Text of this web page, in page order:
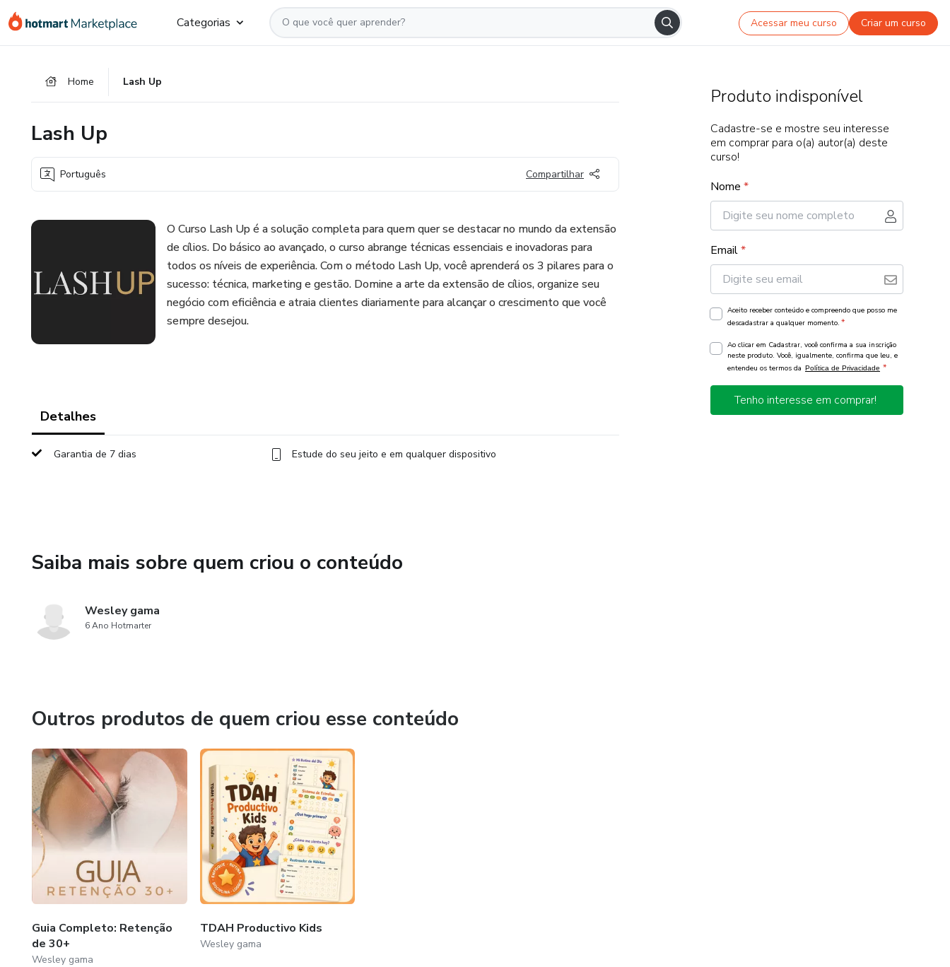
para
para
para
Categorias Acessar meu curso Criar um curso
Home Lash Up
Lash Up
Português Compartilhar
O Curso Lash Up é a solução completa para quem quer se destacar no mundo da extensão
de cílios. Do básico ao avançado, o curso abrange técnicas essenciais e inovadoras para
todos os níveis de experiência. Com o método Lash Up, você aprenderá os 3 pilares para o
sucesso: técnica, marketing e gestão. Domine a arte da extensão de cílios, organize seu
negócio com eficiência e atraia clientes diariamente para alcançar o crescimento que você
sempre desejou.
Detalhes
Garantia de 7 dias Estude do seu jeito e em qualquer dispositivo
Saiba mais sobre quem criou o conteúdo
Wesley gama
6 Ano Hotmarter
Outros produtos de quem criou esse conteúdo
Guia Completo: Retenção
de 30+
Wesley gama
TDAH Productivo Kids
Wesley gama
Produto indisponível
Cadastre-se e mostre seu interesse
em comprar para o(a) autor(a) deste
curso!
Nome *
Email*
Aceito receber conteúdo e compreendo que posso me
descadastrar a qualquer momento. *
Ao clicar em Cadastrar, você confirma a sua inscrição
neste produto. Você, igualmente, confirma que leu, e
entendeu os termos da Política de Privacidade *
Tenho interesse em comprar!